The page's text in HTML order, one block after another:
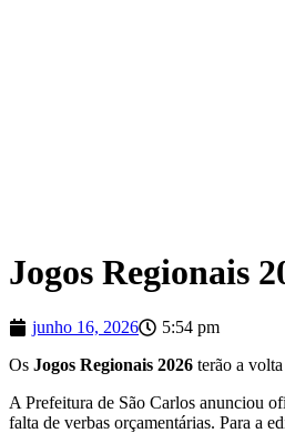
Jogos Regionais
junho 16, 2026
5:54 pm
Os Jogos Regionais 2026 terão a
A Prefeitura de São Carlos anunciou
falta de verbas orçamentárias. Para a